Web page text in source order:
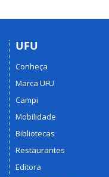
UFU
Conheça
Marca UFU
Campi
Mobilidade
Bibliotecas
Restaurantes
Editora